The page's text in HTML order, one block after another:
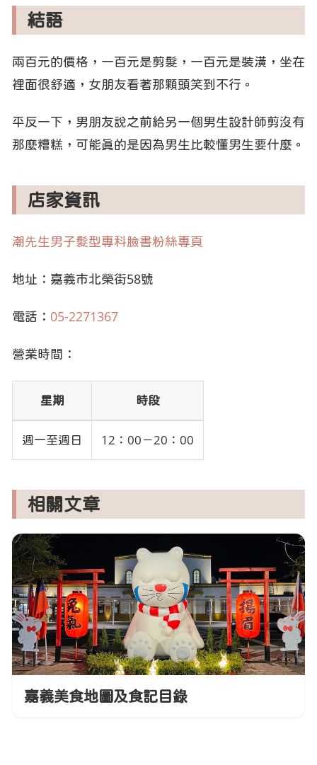
結語
兩百元的價格，一百元是剪髮，一百元是裝潢，坐在
裡面很舒適，女朋友看著那顆頭笑到不行。
平反一下，男朋友說之前給另一個男生設計師剪沒有
那麼糟糕，可能真的是因為男生比較懂男生要什麼。
店家資訊
潮先生男子髮型專科臉書粉絲專頁
地址：嘉義市北榮街58號
電話： 05-2271367
營業時間：
星期 時段
週一至週日 12：00－20：00
相關文章
嘉義美食地圖及食記目錄